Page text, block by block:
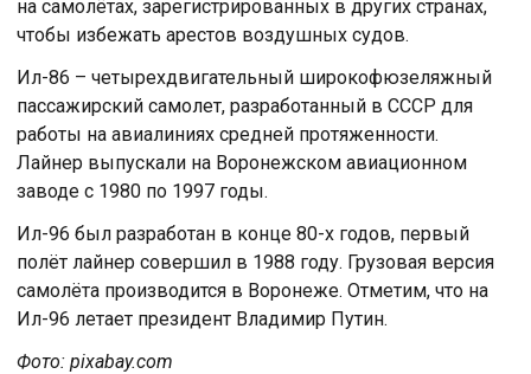
на самолётах, зарегистрированных в других странах,
чтобы избежать арестов воздушных судов.
Ил-86 – четырехдвигательный широкофюзеляжный
пассажирский самолет, разработанный в СССР для
работы на авиалиниях средней протяженности.
Лайнер выпускали на Воронежском авиационном
заводе с 1980 по 1997 годы.
Ил-96 был разработан в конце 80-х годов, первый
полёт лайнер совершил в 1988 году. Грузовая версия
самолёта производится в Воронеже. Отметим, что на
Ил-96 летает президент Владимир Путин.
Фото: pixabay.com